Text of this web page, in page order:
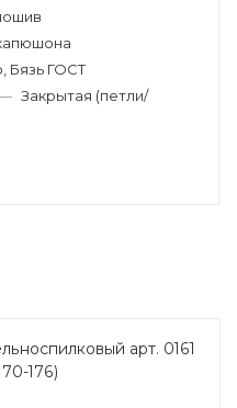
Бязь ГОСТ
Закрытая (петли/
арт. 0161
176)